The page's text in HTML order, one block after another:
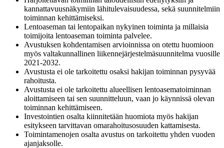
kannattavuusnäkymiin lähitulevaisuudessa, sekä suunnitelmiin
toiminnan kehittämiseksi.
Lentoaseman tai lentopaikan nykyinen toiminta ja millaisia
toimijoita lentoaseman toiminta palvelee.
Avustuksen kohdentamisen arvioinnissa on otettu huomioon
myös valtakunnallinen liikennejärjestelmäsuunnitelma vuosille
2021-2032.
Avustusta ei ole tarkoitettu osaksi hakijan toiminnan pysyvää
rahoitusta.
Avustusta ei ole tarkoitettu alueellisen lentoasematoiminnan
aloittamiseen tai sen suunnitteluun, vaan jo käynnissä olevan
toiminnan kehittämiseen.
Investointien osalta kiinnitetään huomiota myös hakijan
esitykseen tarvittavan omarahoitusosuuden kattamisesta.
Toimintamenojen osalta avustus on tarkoitettu yhden vuoden
ajanjaksolle.